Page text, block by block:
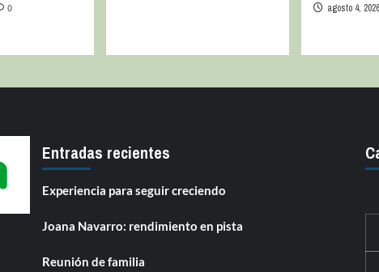
0 agosto 4, 2026
Entradas recientes
Experiencia para seguir creciendo
Joana Navarro: rendimiento en pista
Reunión de familia